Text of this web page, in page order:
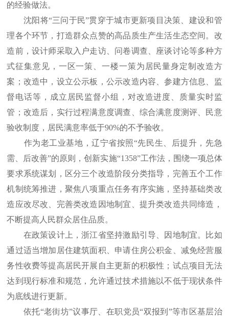
的经验做法。
沈阳将“三问于民”贯穿于城市更新项目决策、建设和管
理各个环节，打造群众点赞的高品质生产生活生态空间。改
造前，设计师采取入户走访、问卷调查、座谈讨论等多种方
式征集意见，一区一策、一楼一策为居民量身定制改造方
案；改造中，设立公示板，公示改造内容、参建方信息、监
督电话等，成立居民监督小组，对改造进度、质量实时监
管；改造后，实行过程满意度调查、综合满意度测评、民意
验收制度，居民满意率低于90%的不予验收。
作为老工业基地，辽宁省按照“先民生、后提升，先急
需、后改善”的原则，创新实施“1358”工作法，围绕一项总体
要求系统谋划，区分三个改造阶段分类指导，完善五个工作
机制统筹推进，聚焦八项重点任务有序实施，坚持基础类改
造应改尽改、完善类改造因地制宜、提升类改造共同缔造，
不断提高人民群众居住品质。
在政策设计上，浙江省坚持激励引导、因地制宜。比如
通过适当增加居住建筑面积、申请住房公积金、减免经营服
务性收费等提高居民开展自主更新的积极性；试点项目无法
达到现行标准和规范，允许通过技术措施以不低于现状条件
为底线进行更新。
依托“老街坊”议事厅、在职党员“双报到”等市区基层治